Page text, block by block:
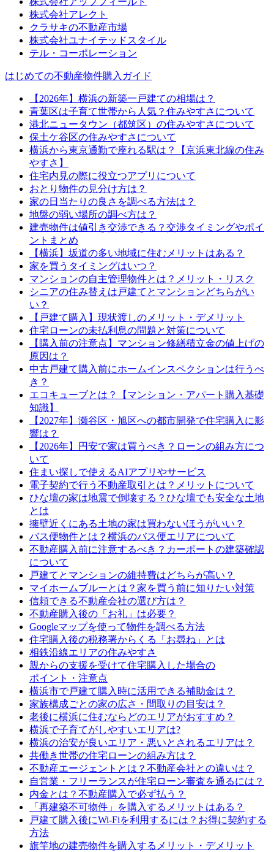
株式会社アレクト
クラサキの不動産市場
株式会社ユナイテッドスタイル
テル・コーポレーション
はじめての不動産物件購入ガイド
【2026年】横浜の新築一戸建ての相場は？
青葉区は子育て世帯から人気？住みやすさについて
港北ニュータウン（都筑区）の住みやすさについて
保土ケ谷区の住みやすさについて
横浜から東京通勤で座れる駅は？【京浜東北線の住み
やすさ】
住宅内見の際に役立つアプリについて
おとり物件の見分け方は？
家の日当たりの良さを調べる方法は？
地盤の弱い場所の調べ方は？
建売物件は値引き交渉できる？交渉タイミングやポイ
ントまとめ
【横浜】坂道の多い地域に住むメリットはある？
家を買うタイミングはいつ？
マンションの自主管理物件とは？メリット・リスク
シニアの住み替えは戸建てとマンションどちらがい
い？
【戸建て購入】現状渡しのメリット・デメリット
住宅ローンの未払利息の問題と対策について
【購入前の注意点】マンション修繕積立金の値上げの
原因は？
中古戸建て購入前にホームインスペクションは行うべ
き？
エコキューブとは？【マンション・アパート購入基礎
知識】
【2027年】瀬谷区・旭区への都市開発で住宅購入に影
響は？
【2026年】円安で家は買うべき？ローンの組み方につ
いて
住まい探しで使えるAIアプリやサービス
電子契約で行う不動産取引とは？メリットについて
ひな壇の家は地震で倒壊する？ひな壇でも安全な土地
とは
擁壁近くにある土地の家は買わないほうがいい？
バス便物件とは？横浜のバス便エリアについて
不動産購入前に注意するべき？カーポートの建築確認
について
戸建てとマンションの維持費はどちらが高い？
マイホームブルーとは？家を買う前に知りたい対策
信頼できる不動産会社の選び方は？
不動産購入後の「お礼」は必要？
Googleマップを使って物件を調べる方法
住宅購入後の税務署からくる「お尋ね」とは
相鉄沿線エリアの住みやすさ
親からの支援を受けて住宅購入した場合の
ポイント・注意点
横浜市で戸建て購入時に活用できる補助金は？
家族構成ごとの家の広さ・間取りの目安は？
老後に横浜に住むならどのエリアがおすすめ？
横浜で子育てがしやすいエリアは?
横浜の治安が良いエリア・悪いとされるエリアは？
共働き世帯の住宅ローンの組み方は？
不動産エージェントとは？不動産会社との違いは？
自営業・フリーランスが住宅ローン審査を通るには？
内金とは？不動産購入で必ず払う？
「再建築不可物件」を購入するメリットはある？
戸建て購入後にWi-Fiを利用するには？お得に契約する
方法
旗竿地の建売物件を購入するメリット・デメリット